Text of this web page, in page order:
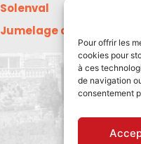
Pour offrir les
cookies pour
à ces
de navigation
consentement
Solenval
Jumelage avec Kreuzau